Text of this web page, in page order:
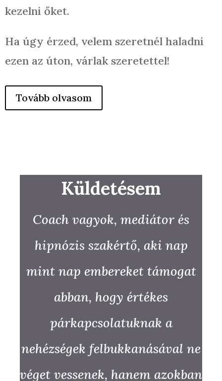
kezelni őket.
Ha úgy érzed, velem szeretnél haladni
ezen az úton, várlak szeretettel!
Tovább olvasom
Küldetésem
Coach vagyok, mediátor és
hipnózis szakértő, aki nap
mint nap embereket támogat
abban, hogy értékes
párkapcsolatuknak a
nehézségek felbukkanásával ne
véget vessenek, hanem azokban